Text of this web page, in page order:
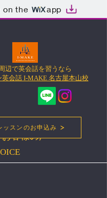
on the app
辺で英会話を習うなら
英会話 I-MAKE 名古屋本山校
ッスンのお申込み
お客様の声